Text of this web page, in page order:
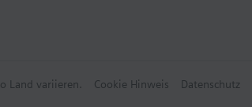
Land variieren. Cookie Hinweis Datenschutz